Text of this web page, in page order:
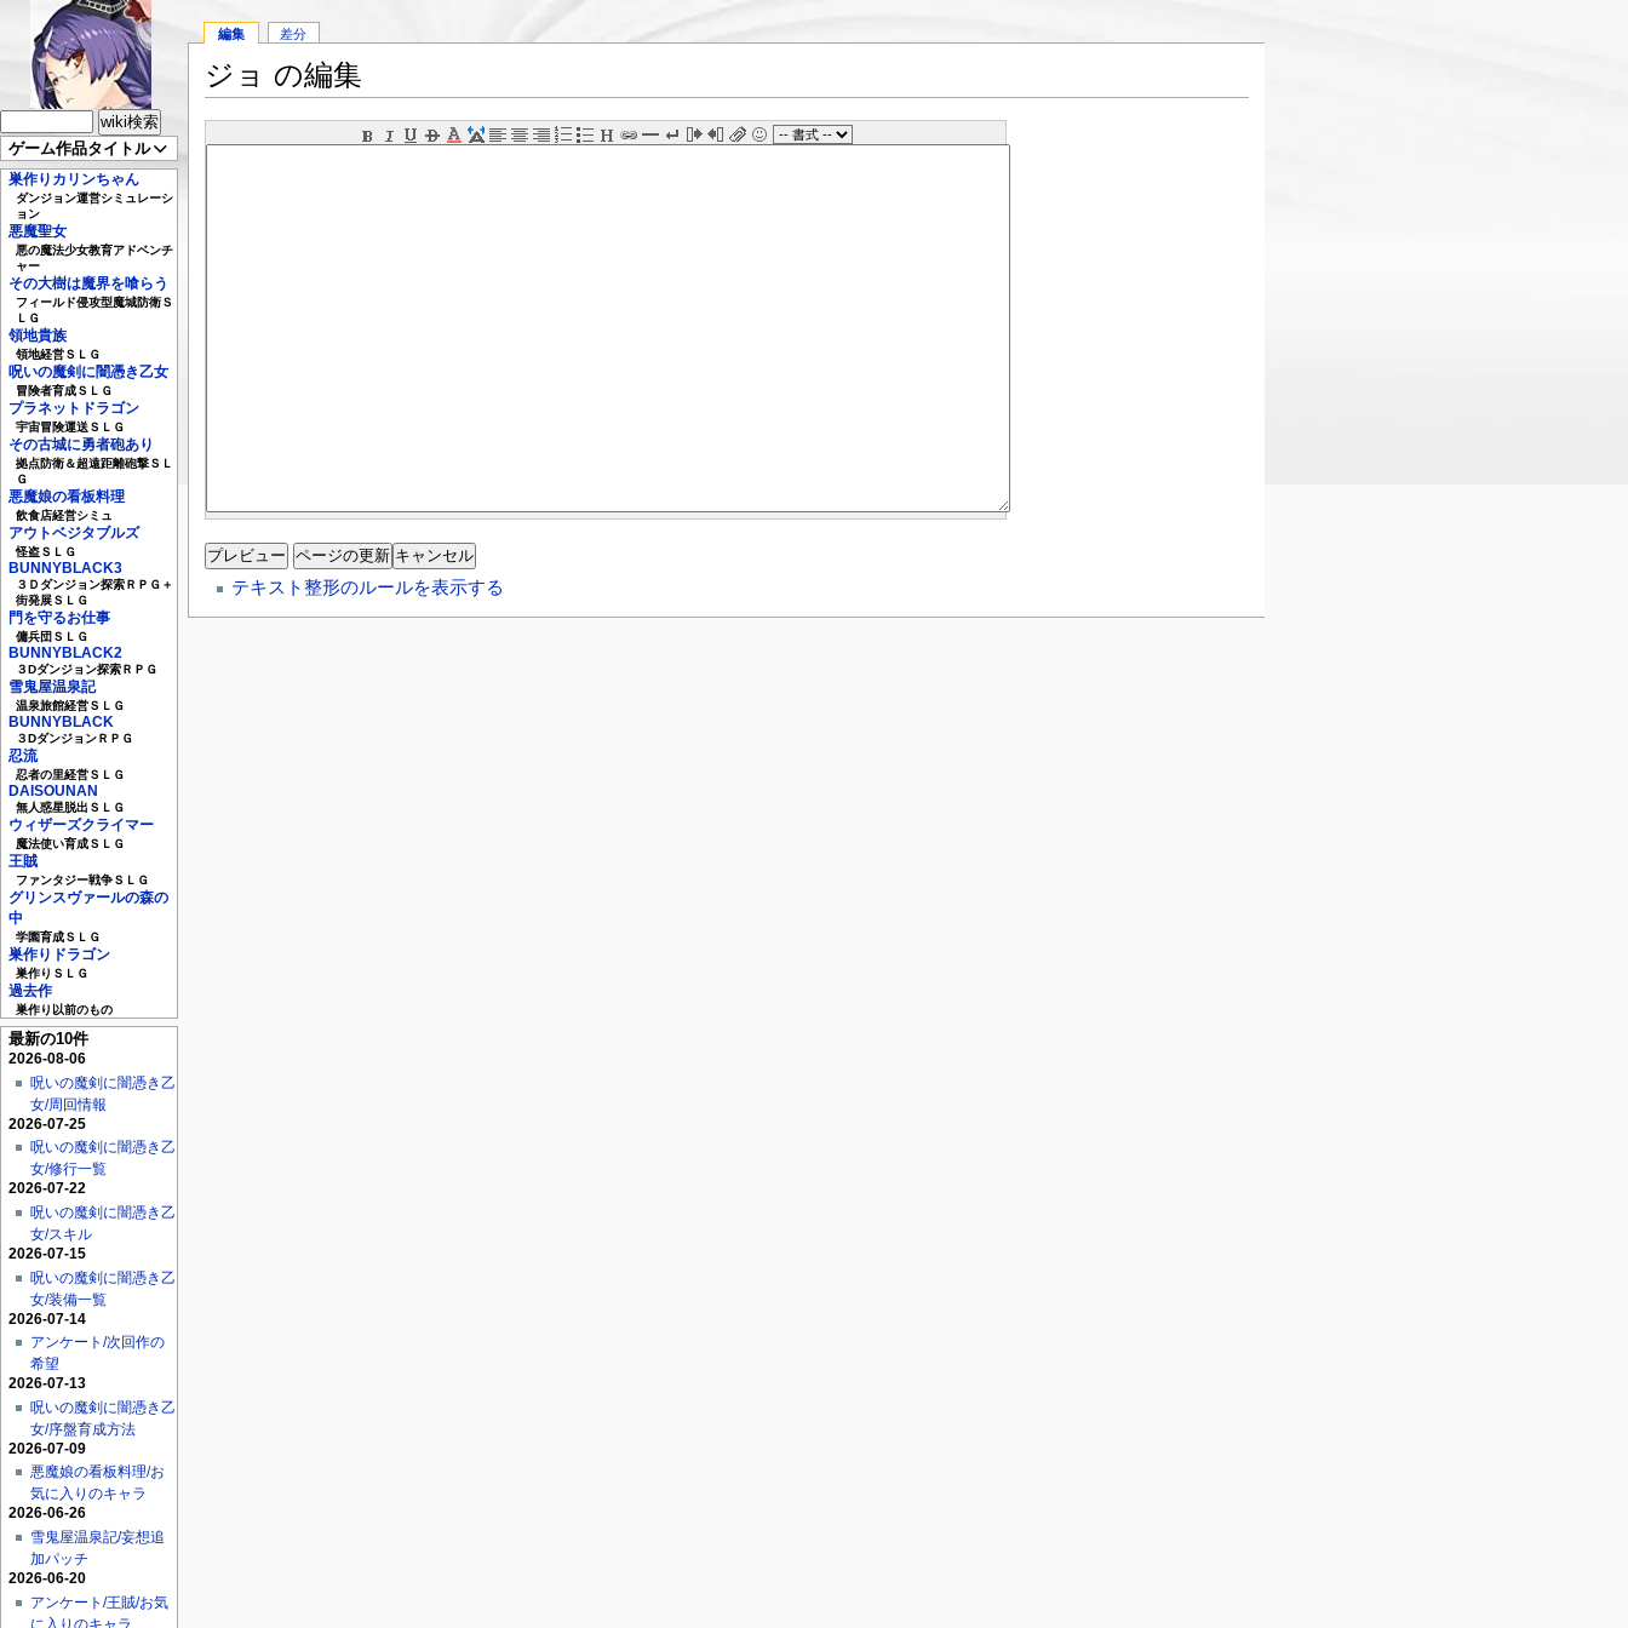
ゲーム作品タイトル
巣作りカリンちゃん
ダンジョン運営シミュレーシ
ョン
悪魔聖女
悪の魔法少女教育アドベンチ
ャー
その大樹は魔界を喰らう
フィールド侵攻型魔城防衛Ｓ
ＬＧ
領地貴族
領地経営ＳＬＧ
呪いの魔剣に闇憑き乙女
冒険者育成ＳＬＧ
プラネットドラゴン
宇宙冒険運送ＳＬＧ
その古城に勇者砲あり
拠点防衛＆超遠距離砲撃ＳＬ
Ｇ
悪魔娘の看板料理
飲食店経営シミュ
アウトベジタブルズ
怪盗ＳＬＧ
BUNNYBLACK3
３Ｄダンジョン探索ＲＰＧ＋
街発展ＳＬＧ
門を守るお仕事
傭兵団ＳＬＧ
BUNNYBLACK2
３Dダンジョン探索ＲＰＧ
雪鬼屋温泉記
温泉旅館経営ＳＬＧ
BUNNYBLACK
３DダンジョンＲＰＧ
忍流
忍者の里経営ＳＬＧ
DAISOUNAN
無人惑星脱出ＳＬＧ
ウィザーズクライマー
魔法使い育成ＳＬＧ
王賊
ファンタジー戦争ＳＬＧ
グリンスヴァールの森の
中
学園育成ＳＬＧ
巣作りドラゴン
巣作りＳＬＧ
過去作
巣作り以前のもの
最新の10件
2026-08-06
呪いの魔剣に闇憑き乙
女/周回情報
2026-07-25
呪いの魔剣に闇憑き乙
女/修行一覧
2026-07-22
呪いの魔剣に闇憑き乙
女/スキル
2026-07-15
呪いの魔剣に闇憑き乙
女/装備一覧
2026-07-14
アンケート/次回作の
希望
2026-07-13
呪いの魔剣に闇憑き乙
女/序盤育成方法
2026-07-09
悪魔娘の看板料理/お
気に入りのキャラ
2026-06-26
雪鬼屋温泉記/妄想追
加パッチ
2026-06-20
アンケート/王賊/お気
に入りのキャラ
編集 差分
ジョ の編集
テキスト整形のルールを表示する